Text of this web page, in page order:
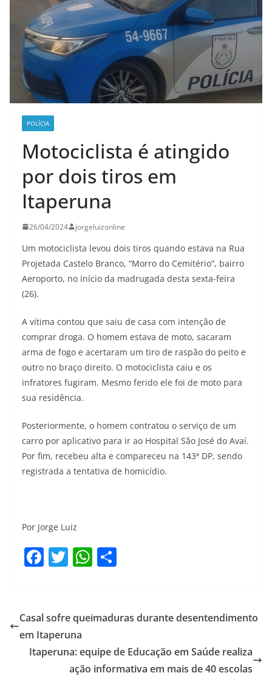
POLÍCIA
Motociclista é atingido
por dois tiros em
Itaperuna
26/04/2024 jorgeluizonline
Um motociclista levou dois tiros quando estava na Rua
Projetada Castelo Branco, “Morro do Cemitério”, bairro
Aeroporto, no início da madrugada desta sexta-feira
(26).
A vítima contou que saiu de casa com intenção de
comprar droga. O homem estava de moto, sacaram
arma de fogo e acertaram um tiro de raspão do peito e
outro no braço direito. O motociclista caiu e os
infratores fugiram. Mesmo ferido ele foi de moto para
sua residência.
Posteriormente, o homem contratou o serviço de um
carro por aplicativo para ir ao Hospital São José do Avaí.
Por fim, recebeu alta e compareceu na 143ª DP, sendo
registrada a tentativa de homicídio.
Por Jorge Luiz
F
e
b
o
T
er
W
s
p
p
e
Casal sofre queimaduras durante desentendimento
em Itaperuna
Itaperuna: equipe de Educação em Saúde realiza
ação informativa em mais de 40 escolas